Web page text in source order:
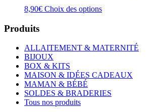
8,90€ Choix des optionsCe
variations.
Les
peuvent
être
choisies
sur
Produits
ALLAITEMENT & MATERNITÉ
BIJOUX
BOX & KITS
MAISON & IDÉES CADEAUX
MAMAN & BÉBÉ
SOLDES & BRADERIES
Tous nos produits